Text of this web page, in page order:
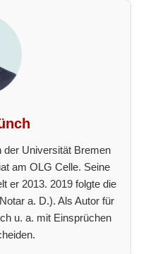
der Universität Bremen
am OLG Celle. Seine
er 2013. 2019 folgte die
a. D.). Als Autor für
u. a. mit Einsprüchen